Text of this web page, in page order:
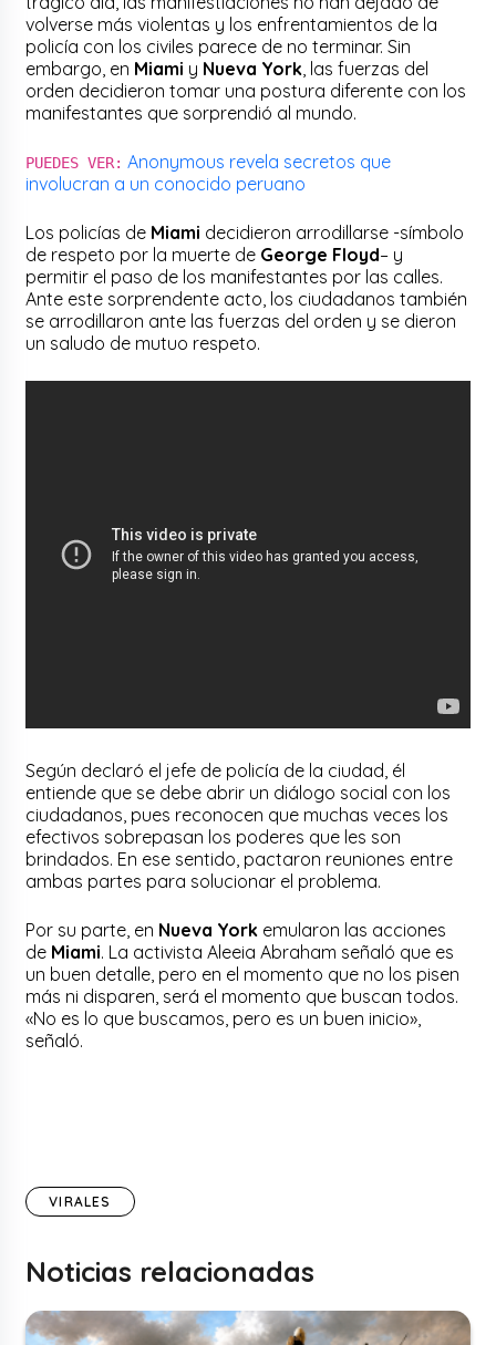
volverse más violentas y los enfrentamientos de la
policía con los civiles parece de no terminar. Sin
embargo, en Miami y Nueva York , las fuerzas del
orden decidieron tomar una postura diferente con los
manifestantes que sorprendió al mundo.
PUEDES VER: Anonymous revela secretos que
involucran a un conocido peruano
Los policías de Miami decidieron arrodillarse -símbolo
de respeto por la muerte de George Floyd– y
permitir el paso de los manifestantes por las calles.
Ante este sorprendente acto, los ciudadanos también
se arrodillaron ante las fuerzas del orden y se dieron
un saludo de mutuo respeto.
Según declaró el jefe de policía de la ciudad, él
entiende que se debe abrir un diálogo social con los
ciudadanos, pues reconocen que muchas veces los
efectivos sobrepasan los poderes que les son
brindados. En ese sentido, pactaron reuniones entre
ambas partes para solucionar el problema.
Por su parte, en Nueva York emularon las acciones
de Miami. La activista Aleeia Abraham señaló que es
un buen detalle, pero en el momento que no los pisen
más ni disparen, será el momento que buscan todos.
«No es lo que buscamos, pero es un buen inicio»,
señaló.
VIRALES
Noticias relacionadas